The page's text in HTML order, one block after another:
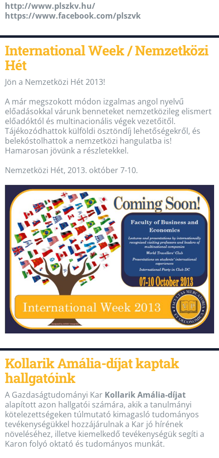
http://www.plszkv.hu/
https://www.facebook.com/plszvk
International Week / Nemzetközi
Hét
Jön a Nemzetközi Hét 2013!
A már megszokott módon izgalmas angol nyelvű
előadásokkal várunk benneteket nemzetközileg elismert
előadóktól és multinacionális végek vezetőitől.
Tájékozódhattok külföldi ösztöndíj lehetőségekről, és
belekóstolhattok a nemzetközi hangulatba is!
Hamarosan jövünk a részletekkel.
Nemzetközi Hét, 2013. október 7-10.
Kollarik Amália-díjat kaptak
hallgatóink
A Gazdaságtudományi Kar Kollarik Amália-díjat
alapított azon hallgatói számára, akik a tanulmányi
kötelezettségeken túlmutató kimagasló tudományos
tevékenységükkel hozzájárulnak a Kar jó hírének
növeléséhez, illetve kiemelkedő tevékenységük segíti a
Karon folyó oktató és tudományos munkát.